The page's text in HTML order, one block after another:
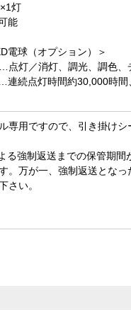
灯
能
電球（オプション）＞
点灯／消灯、調光、調色、
連続点灯時間約30,000時
専用ですので、引き掛けシ
る強制返送までの保管期間
。万が一、強制返送とな
さい。